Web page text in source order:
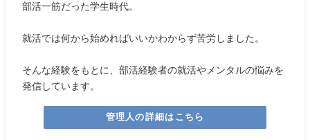
部活一筋だった学生時代。
就活では何から始めればいいかわからず苦労しました。
そんな経験をもとに、部活経験者の就活やメンタルの悩みを
発信しています。
管理人の詳細はこちら